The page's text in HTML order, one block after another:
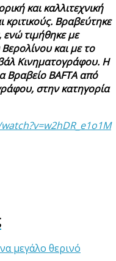
και καλλιτεχνική
κριτικούς. Βραβεύτηκε
τιμήθηκε με
και με το
Κινηματογράφου. Η
Βραβείο BAFTA από
στην κατηγορία
μεγάλο θερινό